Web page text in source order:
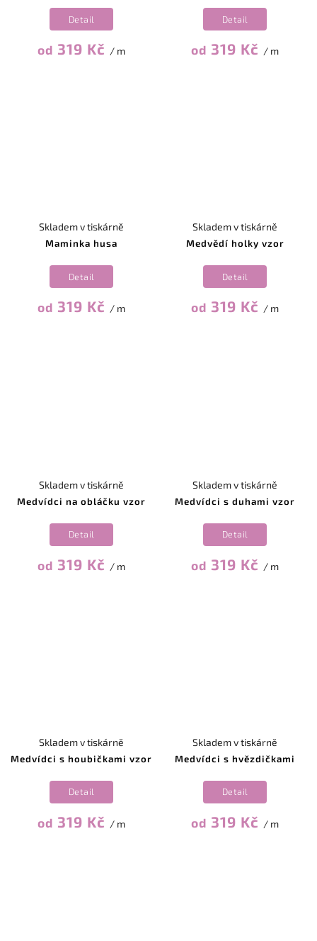
od 319 Kč / m
Detail
od 319 Kč / m
Detail
Maminka husa
Skladem v tiskárně
od 319 Kč / m
Detail
Medvědí holky vzor
Skladem v tiskárně
od 319 Kč / m
Detail
Medvídci na obláčku vzor
Skladem v tiskárně
od 319 Kč / m
Detail
Medvídci s duhami vzor
Skladem v tiskárně
od 319 Kč / m
Detail
Medvídci s houbičkami vzor
Skladem v tiskárně
od 319 Kč / m
Detail
Medvídci s hvězdičkami
Skladem v tiskárně
od 319 Kč / m
Detail